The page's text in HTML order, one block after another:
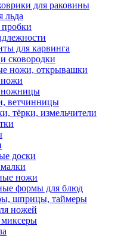
для раковины
льда
для карвинга
сковородки
ножи, открывашки
ножницы
ветчинницы
тёрки, измельчители
доски
ножи
формы для блюд
шприцы, таймеры
ножей